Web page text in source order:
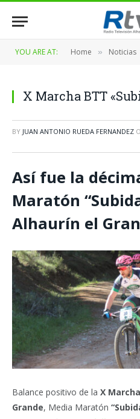
YOU ARE AT: Home » Noticias
X Marcha BTT
BY JUAN ANTONIO RUEDA FERNANDEZ
Así fue la
Maratón
Alhaurín el
Balance positivo de la X
Grande, Media Maratón